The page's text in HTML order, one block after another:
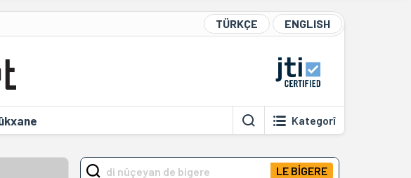
TÜRKÇE ENGLISH
Kategorî
LE BİGERE